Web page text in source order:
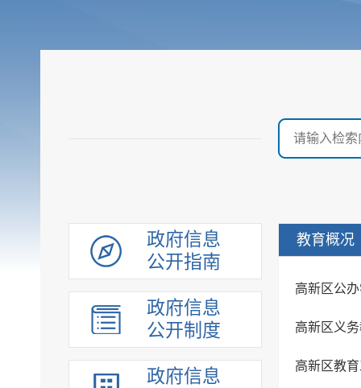
政府信息
公开指南
政府信息
公开制度
政府信息
教育概况
高新区公
高新区义
高新区教